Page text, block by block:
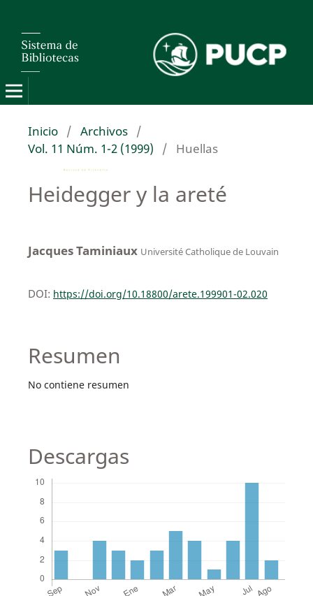
Inicio / Archivos /
Vol. 11 Núm. 1-2 (1999)
/ Huellas
Heidegger y la areté
Jacques Taminiaux Université Catholique de Louvain
DOI: https://doi.org/10.18800/arete.199901-02.020
Resumen
No contiene resumen
Descargas